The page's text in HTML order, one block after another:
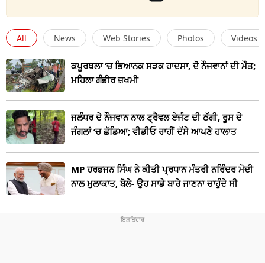
All News Web Stories Photos Videos
ਕਪੂਰਥਲਾ ‘ਚ ਭਿਆਨਕ ਸੜਕ ਹਾਦਸਾ, ਦੋ ਨੌਜਵਾਨਾਂ ਦੀ ਮੌਤ;
ਮਹਿਲਾ ਗੰਭੀਰ ਜ਼ਖਮੀ
ਜਲੰਧਰ ਦੇ ਨੌਜਵਾਨ ਨਾਲ ਟ੍ਰੈਵਲ ਏਜੰਟ ਦੀ ਠੱਗੀ, ਰੂਸ ਦੇ
ਜੰਗਲਾਂ ‘ਚ ਛੱਡਿਆ; ਵੀਡੀਓ ਰਾਹੀਂ ਦੱਸੇ ਆਪਣੇ ਹਾਲਾਤ
MP ਹਰਭਜਨ ਸਿੰਘ ਨੇ ਕੀਤੀ ਪ੍ਰਧਾਨ ਮੰਤਰੀ ਨਰਿੰਦਰ ਮੋਦੀ
ਨਾਲ ਮੁਲਾਕਾਤ, ਬੋਲੇ- ਉਹ ਸਾਡੇ ਬਾਰੇ ਜਾਣਨਾ ਚਾਹੁੰਦੇ ਸੀ